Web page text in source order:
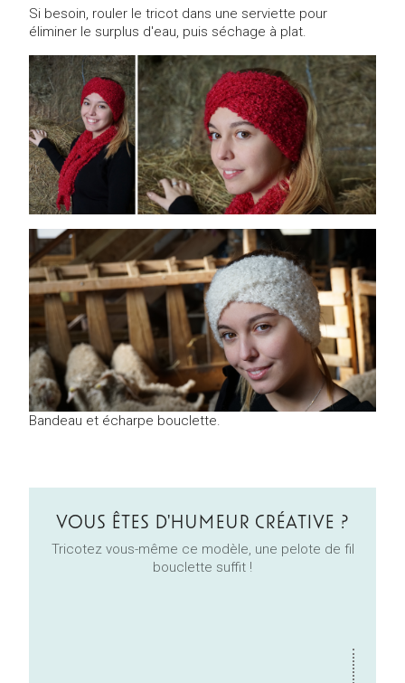
Si besoin, rouler le tricot dans une serviette pour
éliminer le surplus d'eau, puis séchage à plat.
Bandeau et écharpe bouclette.
VOUS ÊTES D'HUMEUR CRÉATIVE ?
Tricotez vous-même ce modèle, une pelote de fil
bouclette suffit !